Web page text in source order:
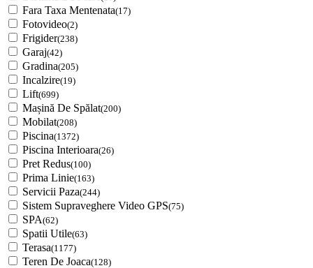
Fara Taxa Mentenata(17)
Fotovideo(2)
Frigider(238)
Garaj(42)
Gradina(205)
Incalzire(19)
Lift(699)
Mașină De Spălat(200)
Mobilat(208)
Piscina(1372)
Piscina Interioara(26)
Pret Redus(100)
Prima Linie(163)
Servicii Paza(244)
Sistem Supraveghere Video GPS(75)
SPA(62)
Spatii Utile(63)
Terasa(1177)
Teren De Joaca(128)